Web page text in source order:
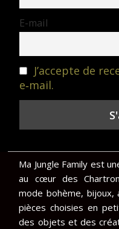
E-mail
J’accepte de
e‑mail.
Ma Jungle Family est
au cœur des
mode bohème, bijoux,
pièces choisies en
des objets et des